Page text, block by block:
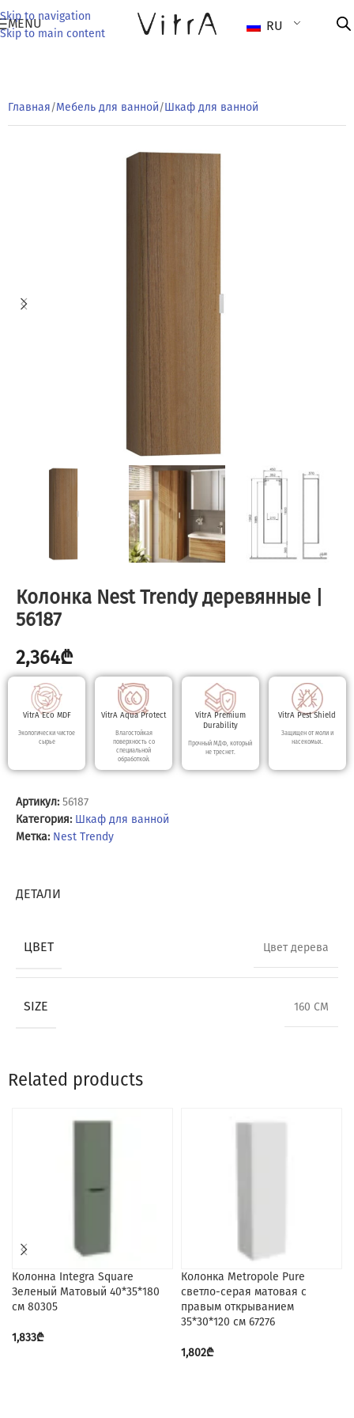
Skip to navigation
Skip to main content
MENU RU
Главная/Мебель для ванной/Шкаф для ванной
Колонка Nest Trendy деревянные |
56187
2,364₾
VitrA Eco MDF
Экологически чистое
сырье
VitrA Aqua Protect
Влагостойкая
поверхность со
специальной
обработкой.
VitrA Premium
Durability
Прочный МДФ, который
не треснет.
VitrA Pest Shield
Защищен от моли и
насекомых.
Артикул: 56187
Категория: Шкаф для ванной
Метка: Nest Trendy
ДЕТАЛИ
ЦВЕТ Цвет дерева
SIZE 160 CM
Related products
Колонна Integra Square
Зеленый Матовый 40*35*180
см 80305
1,833₾
Колонка Metropole Pure
светло-серая матовая с
правым открыванием
35*30*120 см 67276
1,802₾